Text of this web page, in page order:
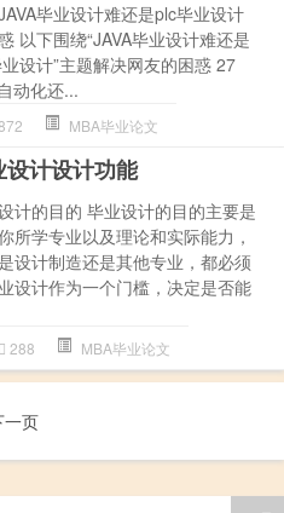
毕业设计难还是plc毕业设计
以下围绕“JAVA毕业设计难还是
设计”主题解决网友的困惑 27
动化还...
MBA毕业论文
设计设计功能
计的目的 毕业设计的目的主要是
所学专业以及理论和实际能力，
设计制造还是其他专业，都必须
设计作为一个门槛，决定是否能
288 MBA毕业论文
一页